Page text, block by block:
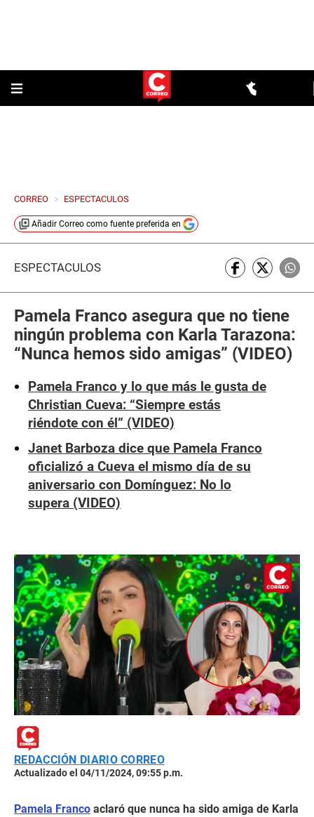
CORREO > ESPECTACULOS
Añadir Correo como fuente preferida en
ESPECTÁCULOS
Pamela Franco asegura que no tiene
ningún problema con Karla Tarazona:
“Nunca hemos sido amigas” (VIDEO)
Pamela Franco y lo que más le gusta de
Christian Cueva: “Siempre estás
riéndote con él” (VIDEO)
Janet Barboza dice que Pamela Franco
oficializó a Cueva el mismo día de su
aniversario con Domínguez: No lo
supera (VIDEO)
REDACCIÓN DIARIO CORREO
Actualizado el 04/11/2024, 09:55 p.m.
Pamela Franco aclaró que nunca ha sido amiga de Karla